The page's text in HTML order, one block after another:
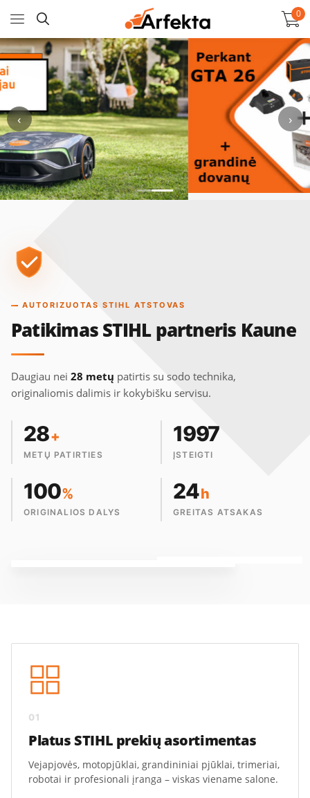
0
‹ ›
AUTORIZUOTAS STIHL ATSTOVAS
Patikimas STIHL partneris Kaune
Daugiau nei 28 metų patirtis su sodo technika,
originaliomis dalimis ir kokybišku servisu.
28+
METŲ PATIRTIES
1997
ĮSTEIGTI
100%
ORIGINALIOS DALYS
24h
GREITAS ATSAKAS
01
Platus STIHL prekių asortimentas
Vejapjovės, motopjūklai, grandininiai pjūklai, trimeriai,
robotai ir profesionali įranga – viskas viename salone.